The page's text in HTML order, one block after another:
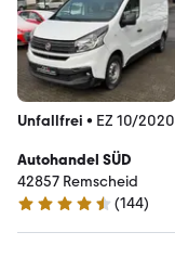
Unfallfrei • EZ 10/2020
Autohandel SÜD
42857 Remscheid
4.7 Sterne
(144)